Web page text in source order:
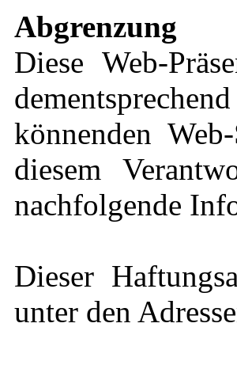
Abgrenzung
Diese Web-
könnenden
diesem
nachfolgende
Dieser
unter den